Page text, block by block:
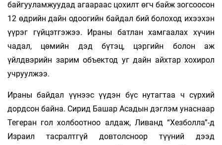
байгууламжуудад агаараас цохилт өгч байж зогсоосон
12 өдрийн дайн одоогийн байдал бий болоход ихээхэн
үүрэг гүйцэтгэжээ. Ираны батлан хамгаалах хүчин
чадал, цөмийн дэд бүтэц, цэргийн болон аж
үйлдвэрийн зарим объектод уг дайн айхтар хохирол
учруулжээ.
Ираны байдал үүнээс үүдэн бүс нутагтаа ч сүрхий
дордсон байна. Сирид Башар Асадын дэглэм унаснаар
Тегеран гол холбоотноо алдаж, Ливанд “Хезболла”-д
Израил тасралтгүй довтолсноор түүний дээд